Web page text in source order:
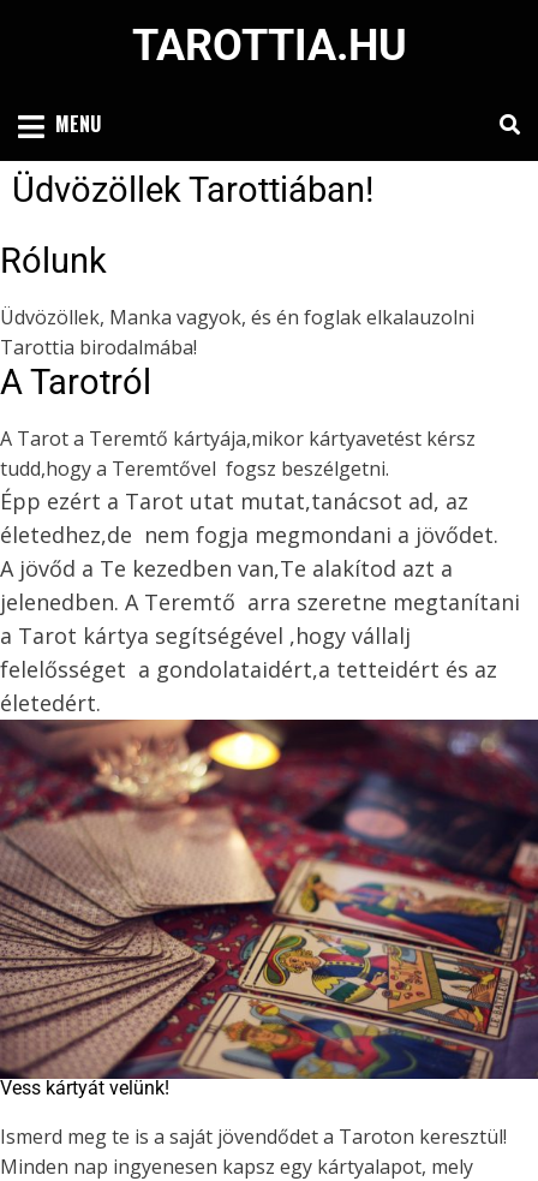
TAROTTIA.HU
MENU
Üdvözöllek Tarottiában!
Rólunk
Üdvözöllek, Manka vagyok, és én foglak elkalauzolni
Tarottia birodalmába!
A Tarotról
A Tarot a Teremtő kártyája,mikor kártyavetést kérsz
tudd,hogy a Teremtővel fogsz beszélgetni.
Épp ezért a Tarot utat mutat,tanácsot ad, az
életedhez,de nem fogja megmondani a jövődet.
A jövőd a Te kezedben van,Te alakítod azt a
jelenedben. A Teremtő arra szeretne megtanítani
a Tarot kártya segítségével ,hogy vállalj
felelősséget a gondolataidért,a tetteidért és az
életedért.
Vess kártyát velünk!
Ismerd meg te is a saját jövendődet a Taroton keresztül!
Minden nap ingyenesen kapsz egy kártyalapot, mely